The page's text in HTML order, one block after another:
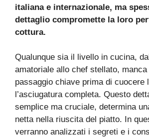
italiana e internazionale, ma
dettaglio compromette la loro
cottura.
Qualunque sia il livello in cucina,
amatoriale allo chef stellato,
passaggio chiave prima di cuocere
l’asciugatura completa. Questo
semplice ma cruciale, determina
netta nella riuscita del piatto. In
verranno analizzati i segreti e i